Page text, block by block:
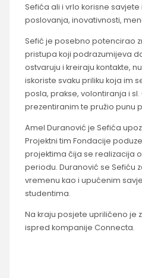
Sefića ali i vrlo korisne
poslovanja, inovativnosti,
Sefić je posebno potencirao
pristupa koji podrazumijeva
ostvaruju i kreiraju kontakte,
iskoriste svaku priliku koja im
posla, prakse, volontiranja i
prezentiranim te pružio punu
Amel Duranović je Sefića
Projektni tim Fondacije
projektima čija se realizacija
periodu. Duranović se Sefiću
vremenu kao i upućenim
studentima.
Na kraju posjete upriličeno je
ispred kompanije Connecta.